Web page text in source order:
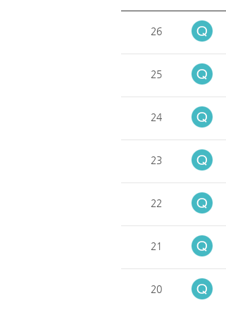
26
25
24
23
22
21
20